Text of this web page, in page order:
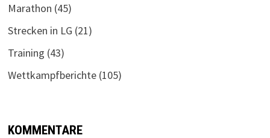
Marathon (45)
Strecken in LG (21)
Training (43)
Wettkampfberichte(105)
KOMMENTARE